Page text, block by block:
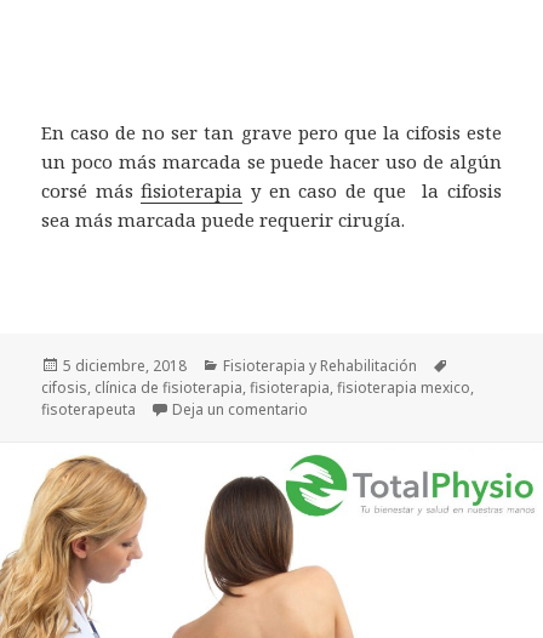
En caso de no ser tan grave pero que la cifosis este
un poco más marcada se puede hacer uso de algún
corsé másfisioterapia y en caso de que la cifosis
sea más marcada puede requerir cirugía.
Publicado
el
5 diciembre, 2018 Categorías
Fisioterapia y Rehabilitación
cifosis, clínica de fisioterapia,fisioterapia,fisioterapia mexico,
fisoterapeuta
Deja un comentario